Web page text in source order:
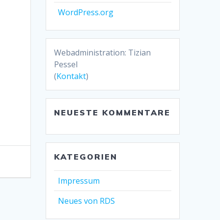
WordPress.org
Webadministration: Tizian
Pessel
(Kontakt)
NEUESTE KOMMENTARE
KATEGORIEN
Impressum
Neues von RDS